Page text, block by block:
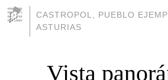
CASTROPOL, PUEBLO
ASTURIAS
Vista